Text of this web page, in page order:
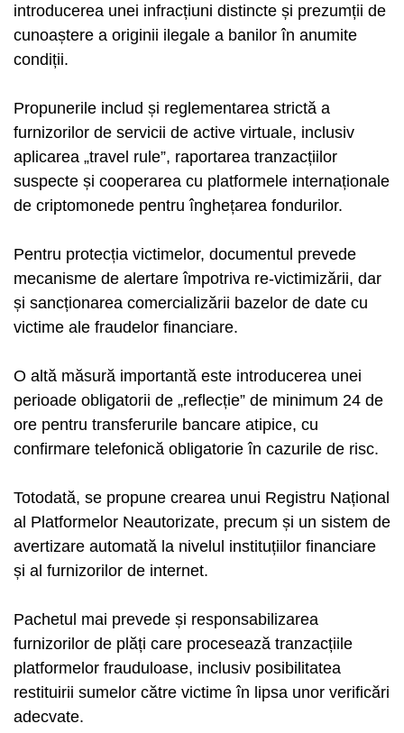
introducerea unei infracțiuni distincte și prezumții de
cunoaștere a originii ilegale a banilor în anumite
condiții.
Propunerile includ și reglementarea strictă a
furnizorilor de servicii de active virtuale, inclusiv
aplicarea „travel rule”, raportarea tranzacțiilor
suspecte și cooperarea cu platformele internaționale
de criptomonede pentru înghețarea fondurilor.
Pentru protecția victimelor, documentul prevede
mecanisme de alertare împotriva re-victimizării, dar
și sancționarea comercializării bazelor de date cu
victime ale fraudelor financiare.
O altă măsură importantă este introducerea unei
perioade obligatorii de „reflecție” de minimum 24 de
ore pentru transferurile bancare atipice, cu
confirmare telefonică obligatorie în cazurile de risc.
Totodată, se propune crearea unui Registru Național
al Platformelor Neautorizate, precum și un sistem de
avertizare automată la nivelul instituțiilor financiare
și al furnizorilor de internet.
Pachetul mai prevede și responsabilizarea
furnizorilor de plăți care procesează tranzacțiile
platformelor frauduloase, inclusiv posibilitatea
restituirii sumelor către victime în lipsa unor verificări
adecvate.